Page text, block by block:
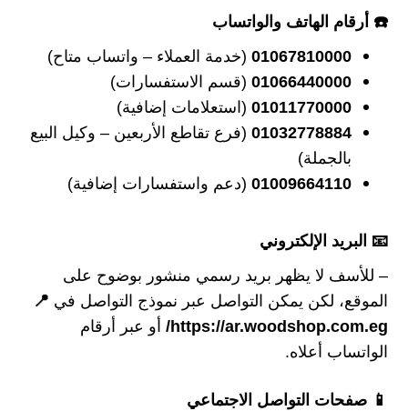
☎️ أرقام الهاتف والواتساب
01067810000 (خدمة العملاء – واتساب متاح)
01066440000 (قسم الاستفسارات)
01011770000 (استعلامات إضافية)
01032778884 (فرع تقاطع الأربعين – وكيل البيع
بالجملة)
01009664110 (دعم واستفسارات إضافية)
📧 البريد الإلكتروني
– للأسف لا يظهر بريد رسمي منشور بوضوح على
الموقع، لكن يمكن التواصل عبر نموذج التواصل في 📍
https://ar.woodshop.com.eg/
أو عبر أرقام
الواتساب أعلاه.
📱 صفحات التواصل الاجتماعي